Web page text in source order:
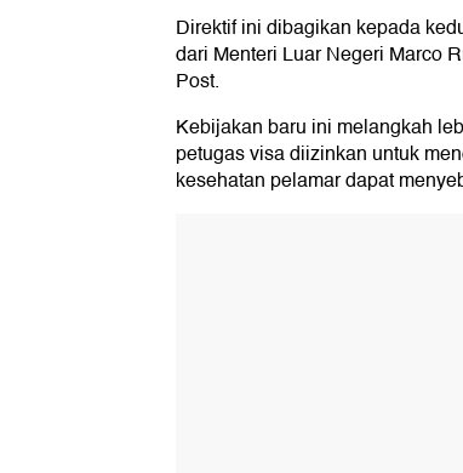
Direktif ini dibagikan kepada
dari Menteri Luar Negeri Marco
Post.
Kebijakan baru ini melangkah
petugas visa diizinkan untuk
kesehatan pelamar dapat